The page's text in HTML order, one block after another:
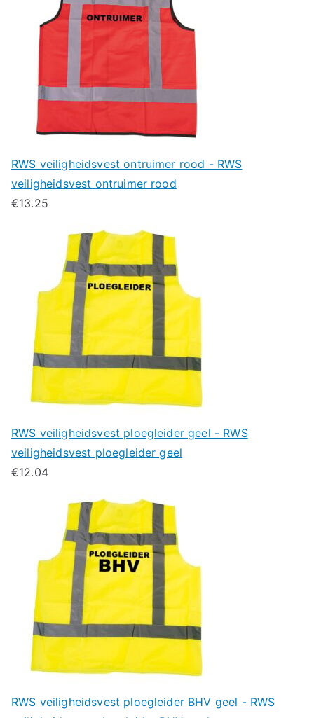
RWS veiligheidsvest ontruimer rood - RWS
veiligheidsvest ontruimer rood
€13.25
RWS veiligheidsvest ploegleider geel - RWS
veiligheidsvest ploegleider geel
€12.04
RWS veiligheidsvest ploegleider BHV geel - RWS